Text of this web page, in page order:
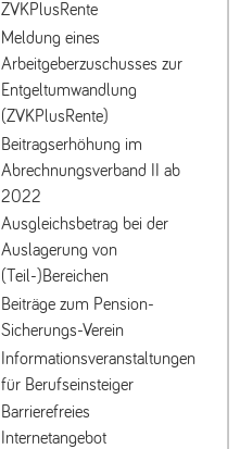
ZVKPlusRente
Meldung eines
Arbeitgeberzuschusses zur
Entgeltumwandlung
(ZVKPlusRente)
Beitragserhöhung im
Abrechnungsverband II ab
2022
Ausgleichsbetrag bei der
Auslagerung von
(Teil-)Bereichen
Beiträge zum Pension-
Sicherungs-Verein
Informationsveranstaltungen
für Berufseinsteiger
Barrierefreies
Internetangebot